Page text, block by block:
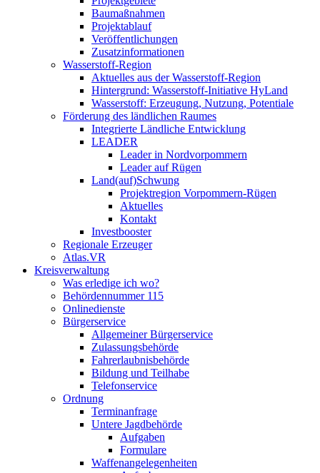
Baumaßnahmen
Projektablauf
Veröffentlichungen
Zusatzinformationen
Wasserstoff-Region
Aktuelles aus der Wasserstoff-Region
Hintergrund: Wasserstoff-Initiative HyLand
Wasserstoff: Erzeugung, Nutzung, Potentiale
Förderung des ländlichen Raumes
Integrierte Ländliche Entwicklung
LEADER
Leader in Nordvorpommern
Leader auf Rügen
Land(auf)Schwung
Projektregion Vorpommern-Rügen
Aktuelles
Kontakt
Investbooster
Regionale Erzeuger
Atlas.VR
Kreisverwaltung
Was erledige ich wo?
Behördennummer 115
Onlinedienste
Bürgerservice
Allgemeiner Bürgerservice
Zulassungsbehörde
Fahrerlaubnisbehörde
Bildung und Teilhabe
Telefonservice
Ordnung
Terminanfrage
Untere Jagdbehörde
Aufgaben
Formulare
Waffenangelegenheiten